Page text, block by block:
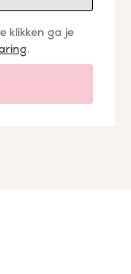
klikken ga je
.